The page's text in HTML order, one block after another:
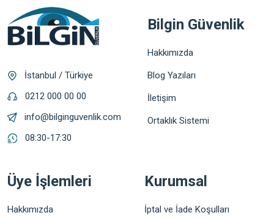
İstanbul / Türkiye
0212 000 00 00
info@bilginguvenlik.com
08:30-17:30
Bilgin Güvenlik
Hakkımızda
Blog Yazıları
İletişim
Ortaklık Sistemi
Üye İşlemleri
Hakkımızda
Kurumsal
İptal ve İade Koşulları